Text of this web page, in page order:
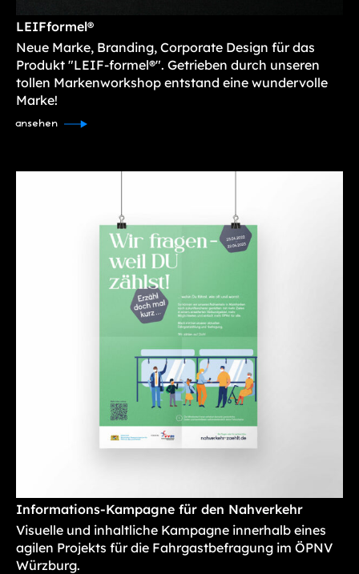
LEIFformel®
Neue Marke, Branding, Corporate Design für das
Produkt "LEIF-formel®". Getrieben durch unseren
tollen Markenworkshop entstand eine wundervolle
Marke!
ansehen
Informations-Kampagne für den Nahverkehr
Visuelle und inhaltliche Kampagne innerhalb eines
agilen Projekts für die Fahrgastbefragung im ÖPNV
Würzburg.